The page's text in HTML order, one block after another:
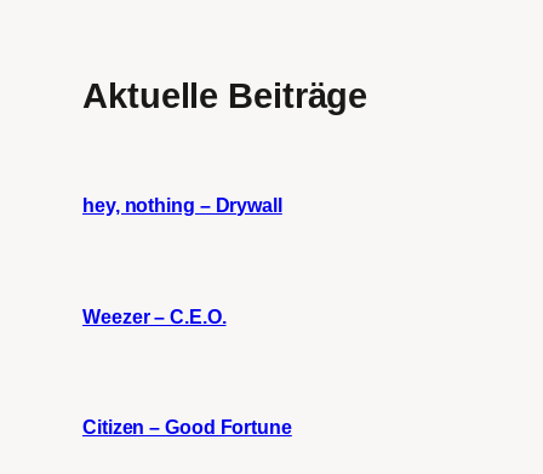
Aktuelle Beiträge
hey, nothing – Drywall
Weezer – C.E.O.
Citizen – Good Fortune